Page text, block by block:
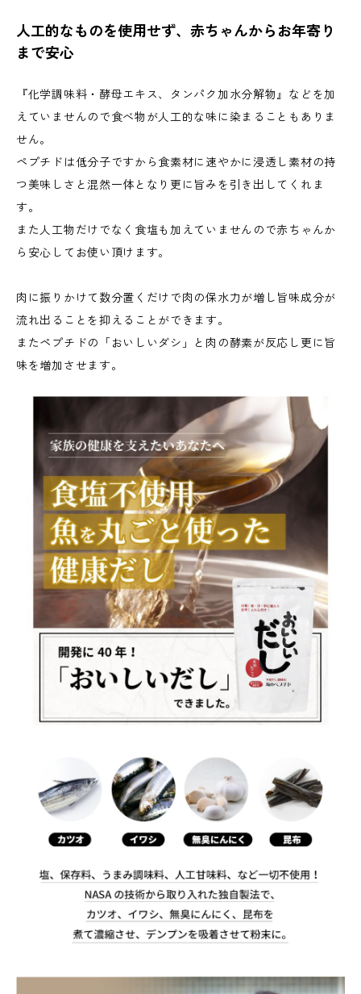
人工的なものを使用せず、赤ちゃんからお年寄り
まで安心
『化学調味料・酵母エキス、タンパク加水分解物』などを加
えていませんので食べ物が人工的な味に染まることもありま
せん。
ペプチドは低分子ですから食素材に速やかに浸透し素材の持
つ美味しさと混然一体となり更に旨みを引き出してくれま
す。
また人工物だけでなく食塩も加えていませんので赤ちゃんか
ら安心してお使い頂けます。
肉に振りかけて数分置くだけで肉の保水力が増し旨味成分が
流れ出ることを抑えることができます。
またペプチドの「おいしいダシ」と肉の酵素が反応し更に旨
味を増加させます。